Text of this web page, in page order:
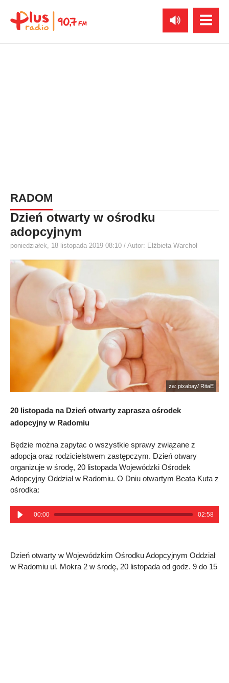
RADOM
Dzień otwarty w ośrodku
adopcyjnym
poniedziałek, 18 listopada 2019 08:10 / Autor: Elżbieta Warchoł
za: pixabay/ RitaE
20 listopada na Dzień otwarty zaprasza ośrodek
adopcyjny w Radomiu
Będzie można zapytac o wszystkie sprawy związane z
adopcja oraz rodzicielstwem zastępczym. Dzień otwary
organizuje w środę, 20 listopada Wojewódzki Ośrodek
Adopcyjny Oddział w Radomiu. O Dniu otwartym Beata Kuta z
ośrodka:
00:00 02:58
Dzień otwarty w Wojewódzkim Ośrodku Adopcyjnym Oddział
w Radomiu ul. Mokra 2 w środę, 20 listopada od godz. 9 do 15